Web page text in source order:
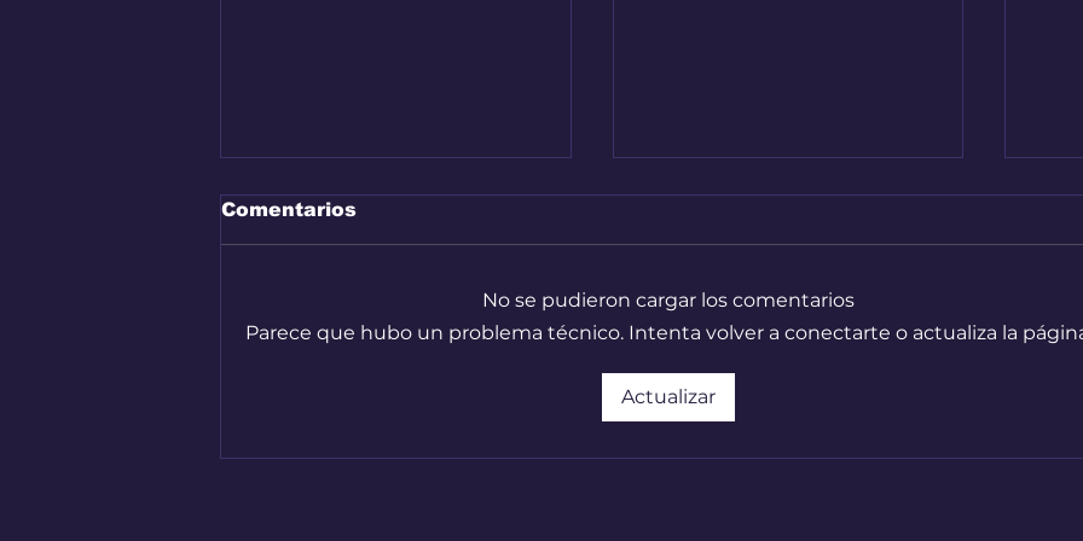
Hennessey destapa su
nueva criatura
Comentarios
No se pudieron cargar los comentarios
Parece que hubo un problema técnico. Intenta volver a conectarte o actualiza la
Actualizar